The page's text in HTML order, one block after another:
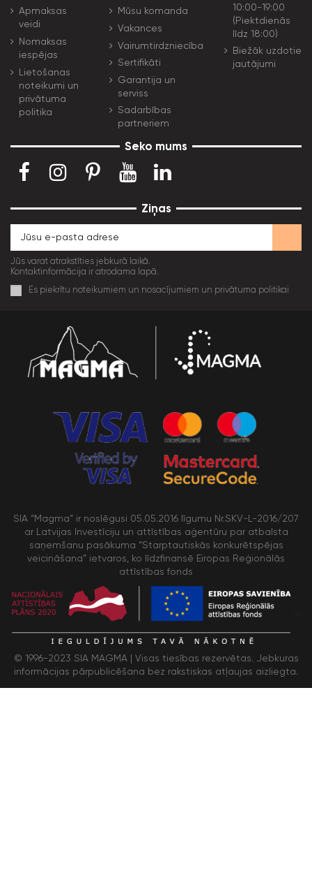
Apmaksas
veidi
Nomaksas
iespējas
Lietošanas
noteikumi un
privātuma
politika
Mūsu komanda
Vakances
Vairumtirdzniecība
Sertifikāti
Garantija un
serviss
Sadarbības
partneriem
10:00-19:00
(Piektdienās
līdz 18:00)
Biežāk uzdotie
jautājumi
Seko mums
Ziņas
Jūs varat atrakstīties jebkurā laikā.
Kontaktinformācija ir atrodama lapā.
Es piekrītu noteikumiem un nosacījumiem un privātuma politikai
SIA “Magma” ir noslēgusi 05.05.2016 līgumu Nr.SKV-L-2016/207
ar Latvijas Investīciju un attīstības aģentūru par atbalsta
saņemšanu pasākuma “Starptautiskās konkurētspējas
veicināšana” ietvaros, ko līdzfinansē Eiropas Reģionālās
attīstības fonds
© 1996-2023 SIA MAGMA | Visas tiesības rezervētas. Jebkuras
informācijas pārpublicēšana bez rakstiskas atļaujas aizliegta.